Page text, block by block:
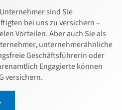
sind Sie
bei uns zu versichern –
Vorteilen.Aber auch Sie als
unternehmerähnliche
Geschäftsführerin oder
Engagierte können
versichern.